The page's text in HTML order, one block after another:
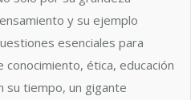
y su ejemplo
esenciales para
ética, educación
su tiempo, un gigante